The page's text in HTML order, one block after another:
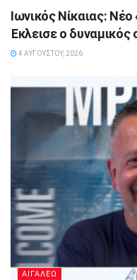
Ιωνικός Νίκαιας:
Έκλεισε ο δυναμικός
4 ΑΥΓΟΎΣΤΟΥ, 2026
ΑΙΓΑΛΕΩ